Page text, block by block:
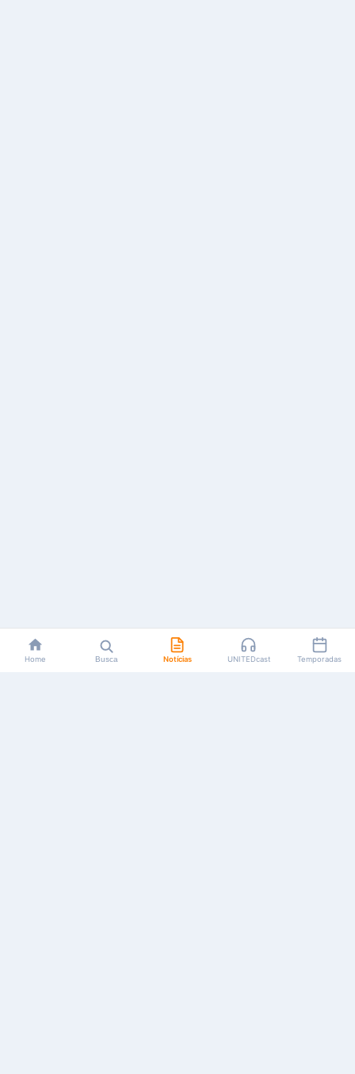
Home Busca Notícias UNITEDcast Temporadas